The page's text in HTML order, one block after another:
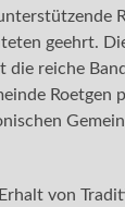
geehrt.
die reiche
Roetgen
von